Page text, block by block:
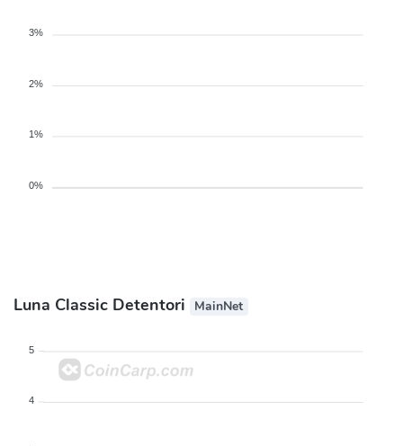
3%
2%
1%
0%
Luna Classic Detentori MainNet
5
4